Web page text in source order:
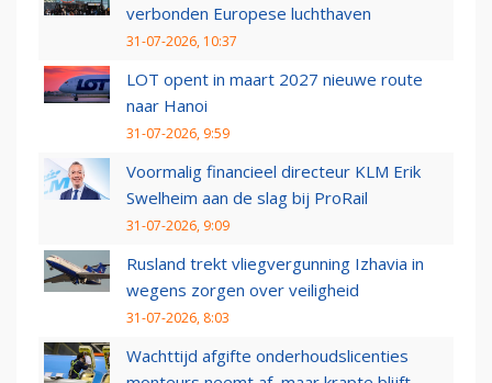
verbonden Europese luchthaven
31-07-2026, 10:37
LOT opent in maart 2027 nieuwe route
naar Hanoi
31-07-2026, 9:59
Voormalig financieel directeur KLM Erik
Swelheim aan de slag bij ProRail
31-07-2026, 9:09
Rusland trekt vliegvergunning Izhavia in
wegens zorgen over veiligheid
31-07-2026, 8:03
Wachttijd afgifte onderhoudslicenties